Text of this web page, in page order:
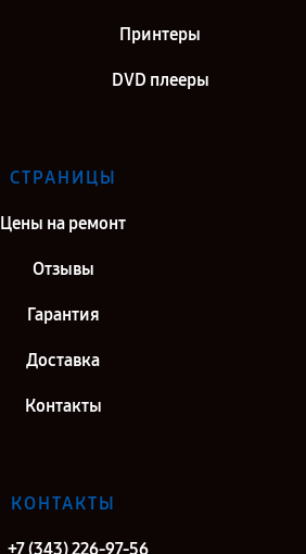
Принтеры
DVD плееры
СТРАНИЦЫ
Цены на ремонт
Отзывы
Гарантия
Доставка
Контакты
КОНТАКТЫ
+7 (343) 226-97-56